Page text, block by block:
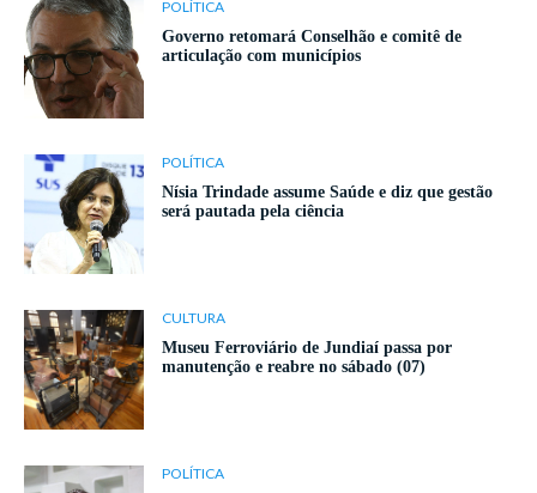
POLÍTICA
Governo retomará Conselhão e comitê de
articulação com municípios
POLÍTICA
Nísia Trindade assume Saúde e diz que gestão
será pautada pela ciência
CULTURA
Museu Ferroviário de Jundiaí passa por
manutenção e reabre no sábado (07)
POLÍTICA